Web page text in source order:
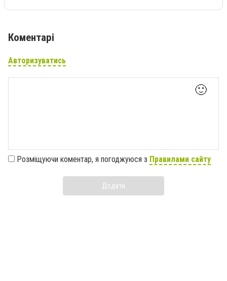
Коментарі
Авторизуватись
🙂
Розміщуючи коментар, я погоджуюся з Правилами сайту
Додати